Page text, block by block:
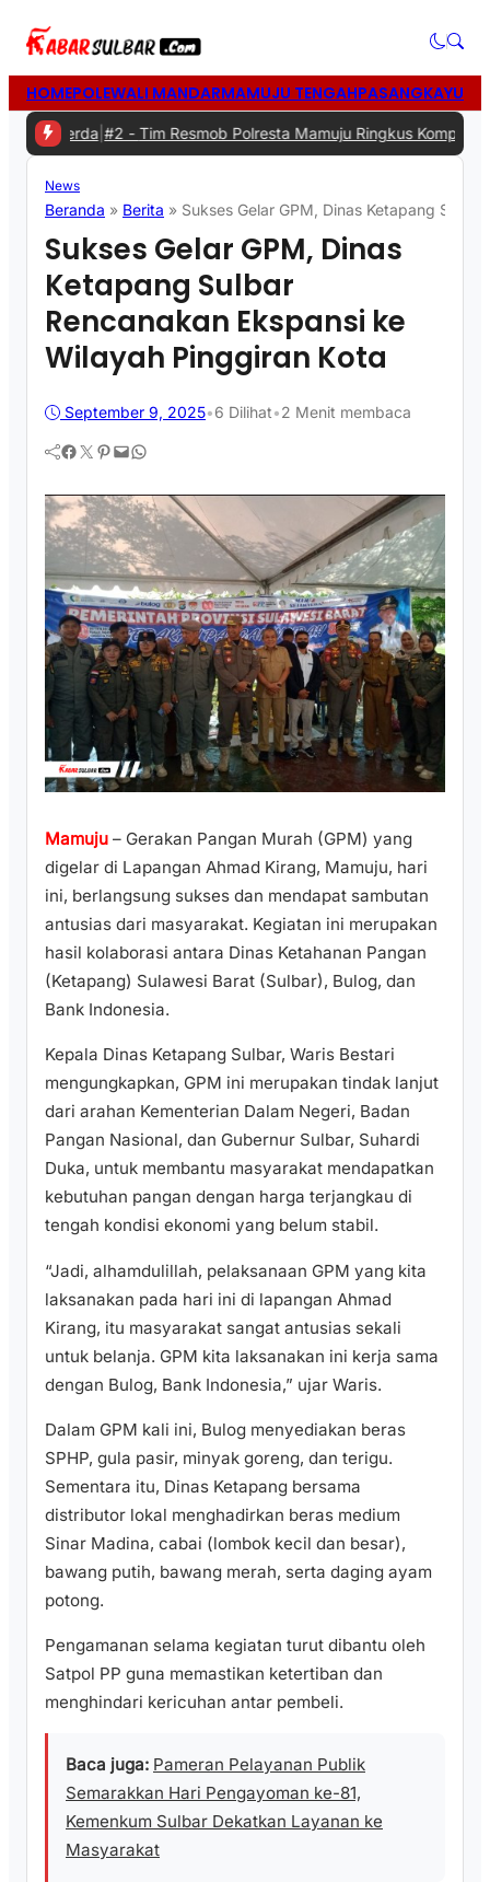
HOMEPOLEWALI MANDARMAMUJU TENGAHPASANGKAYU
|#2 -Tim Resmob Polresta Mamuju Ringkus Komplotan
News
Beranda » Berita » Sukses Gelar GPM, Dinas Ketapang
Sukses Gelar GPM, Dinas
Ketapang Sulbar
Rencanakan Ekspansi ke
Wilayah Pinggiran Kota
September 9, 2025•6 Dilihat•2 Menit membaca
Facebook Twitter Pinterest Mail WhatsApp
Mamuju – Gerakan Pangan Murah (GPM) yang
digelar di Lapangan Ahmad Kirang, Mamuju, hari
ini, berlangsung sukses dan mendapat sambutan
antusias dari masyarakat. Kegiatan ini merupakan
hasil kolaborasi antara Dinas Ketahanan Pangan
(Ketapang) Sulawesi Barat (Sulbar), Bulog, dan
Bank Indonesia.
Kepala Dinas Ketapang Sulbar, Waris Bestari
mengungkapkan, GPM ini merupakan tindak lanjut
dari arahan Kementerian Dalam Negeri, Badan
Pangan Nasional, dan Gubernur Sulbar, Suhardi
Duka, untuk membantu masyarakat mendapatkan
kebutuhan pangan dengan harga terjangkau di
tengah kondisi ekonomi yang belum stabil.
“Jadi, alhamdulillah, pelaksanaan GPM yang kita
laksanakan pada hari ini di lapangan Ahmad
Kirang, itu masyarakat sangat antusias sekali
untuk belanja. GPM kita laksanakan ini kerja sama
dengan Bulog, Bank Indonesia,” ujar Waris.
Dalam GPM kali ini, Bulog menyediakan beras
SPHP, gula pasir, minyak goreng, dan terigu.
Sementara itu, Dinas Ketapang bersama
distributor lokal menghadirkan beras medium
Sinar Madina, cabai (lombok kecil dan besar),
bawang putih, bawang merah, serta daging ayam
potong.
Pengamanan selama kegiatan turut dibantu oleh
Satpol PP guna memastikan ketertiban dan
menghindari kericuhan antar pembeli.
Baca juga: Pameran Pelayanan Publik
Semarakkan Hari Pengayoman ke-81,
Kemenkum Sulbar Dekatkan Layanan ke
Masyarakat